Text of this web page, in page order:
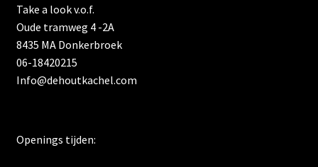
Take a look v.o.f.
Oude tramweg 4 -2A
8435 MA Donkerbroek
06-18420215
Info@dehoutkachel.com
Openings tijden: